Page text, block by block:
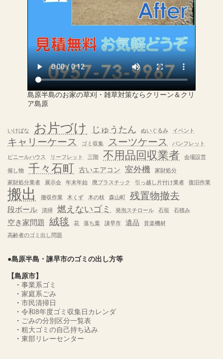
島原半島のお家の草刈・雑草対策ならクリーン＆クリ
ア島原
いけばな お片づけ じゅうたん ぬいぐるみ イベント
キャリーケース ゴミ収集 スーツケース パンフレット
ビニールハウス リーフレット 三階 不用品回収業者 会場設営
催し物 千々石町 古いエアコン 室外機
家財処分
家財処分業者
展示会 年末年始 廃プラスチック 引っ越し片付け業者 復旧作業
搬出 撤収作業 木くず 木の枝 森山町 残置物撤去
段ボール 清掃 燃えないゴミ 発泡スチロール 石垣 石積み
空き家問題 絨毯 花 落ち葉 諌早市 遺品
音楽機材
高齢者のゴミ出し問題
●島原半島・諫早市のゴミの出し方等
【島原市】
・ 事業系ゴミ
・ 家庭系ごみ
・ 市民清掃日
・ 令和8年度ゴミ収集日カレンダ
・ ごみの分別区分一覧表
・ 粗大ゴミの自己持ち込み
・ 東部リレーセンター